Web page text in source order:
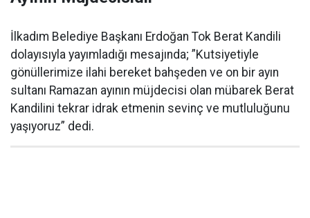
İlkadım Belediye Başkanı Erdoğan Tok Berat Kandili
dolayısıyla yayımladığı mesajında; ”Kutsiyetiyle
gönüllerimize ilahi bereket bahşeden ve on bir ayın
sultanı Ramazan ayının müjdecisi olan mübarek Berat
Kandilini tekrar idrak etmenin sevinç ve mutluluğunu
yaşıyoruz” dedi.